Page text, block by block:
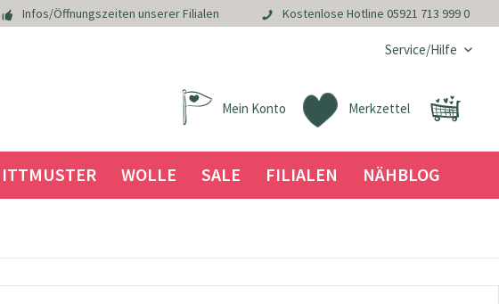
Infos/Öffnungszeiten unserer Filialen Kostenlose Hotline 05921 713 999 0
Service/Hilfe
Merkzettel
Mein Konto
WOLLE SALE FILIALEN NÄHBLOG